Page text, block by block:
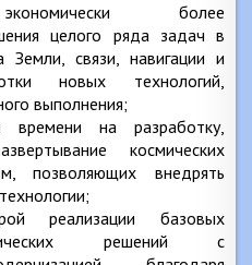
более
целого ряда задач в
Земли, связи, навигации и
новых технологий,
выполнения;
времени на разработку,
космических
позволяющих внедрять
реализации базовых
решений с